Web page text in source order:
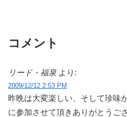
コメント
リード・福泉 より:
2009/12/12 2:53 PM
昨晩は大変楽しい、そして珍味
に参加させて頂きありがとうご